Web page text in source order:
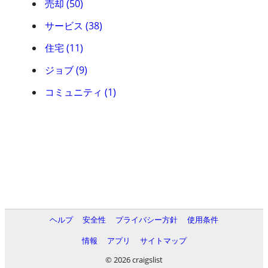
売却 (50)
サービス (38)
住宅 (11)
ジョブ (9)
コミュニティ (1)
ヘルプ 安全性 プライバシー方針
使用条件
情報
アプリ
サイトマップ
© 2026 craigslist